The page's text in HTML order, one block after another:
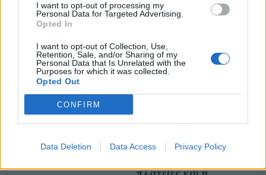
I want to opt-out of processing my
Personal Data for Targeted Advertising.
Opted In
I want to opt-out of Collection, Use,
Retention, Sale, and/or Sharing of my
Personal Data that Is Unrelated with the
Purposes for which it was collected.
Opted Out
CONFIRM
Data Deletion Data Access Privacy Policy
24 Φεβρουαρίου
24 Δεκεμβρίου 2025
Δ.Σ. Σκύδρας:
Προαστιακή σύνδεση
Λουτρά μέχρι τον
στα 10ευρώ το
τέλος χρήσης στα